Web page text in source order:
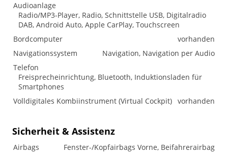
Audioanlage
Radio/MP3-Player, Radio, Schnittstelle USB, Digitalradio
DAB, Android Auto, Apple CarPlay, Touchscreen
Bordcomputer
vorhanden
Navigationssystem
Navigation, Navigation per Audio
Telefon
Freisprecheinrichtung, Bluetooth, Induktionsladen für
Smartphones
Volldigitales Kombiinstrument (Virtual Cockpit) vorhanden
Sicherheit & Assistenz
Airbags
Fenster-/Kopfairbags Vorne, Beifahrerairbag